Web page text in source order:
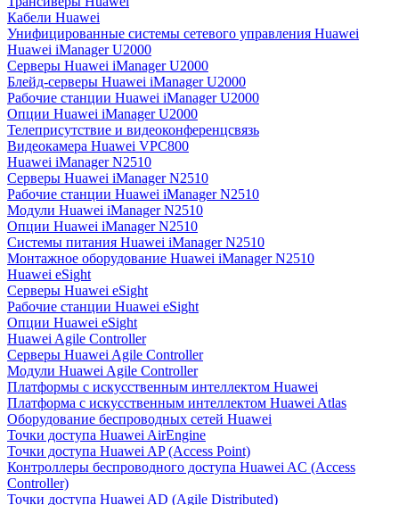
Кабели Huawei
Унифицированные системы сетевого управления Huawei
Huawei iManager U2000
Серверы Huawei iManager U2000
Блейд-серверы Huawei iManager U2000
Рабочие станции Huawei iManager U2000
Опции Huawei iManager U2000
Телеприсутствие и видеоконференцсвязь
Видеокамера Huawei VPC800
Huawei iManager N2510
Серверы Huawei iManager N2510
Рабочие станции Huawei iManager N2510
Модули Huawei iManager N2510
Опции Huawei iManager N2510
Системы питания Huawei iManager N2510
Монтажное оборудование Huawei iManager N2510
Huawei eSight
Серверы Huawei eSight
Рабочие станции Huawei eSight
Опции Huawei eSight
Huawei Agile Controller
Серверы Huawei Agile Controller
Модули Huawei Agile Controller
Платформы с искусственным интеллектом Huawei
Платформа с искусственным интеллектом Huawei Atlas
Оборудование беспроводных сетей Huawei
Точки доступа Huawei AirEngine
Точки доступа Huawei AP (Access Point)
Контроллеры беспроводного доступа Huawei AC (Access
Controller)
Точки доступа Huawei AD (Agile Distributed)